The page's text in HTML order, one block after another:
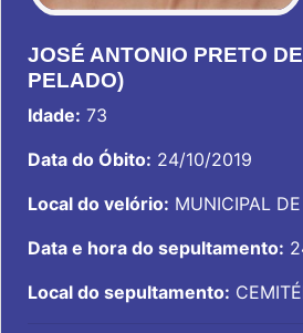
JOSÉ ANTONIO PRETO
PELADO)
Idade: 73
Data do Óbito: 24/10/2019
Local do velório: MUNICIPAL
Data e hora do sepultamento:
Local do sepultamento: